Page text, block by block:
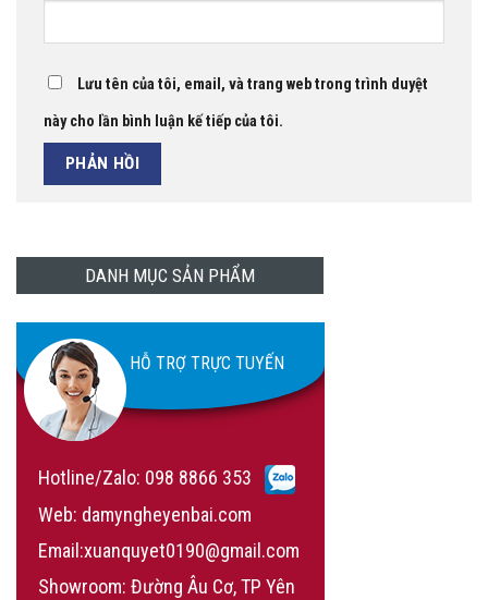
Lưu tên của tôi, email, và trang web trong trình duyệt
này cho lần bình luận kế tiếp của tôi.
DANH MỤC SẢN PHẨM
HỖ TRỢ TRỰC TUYẾN
Hotline/Zalo: 098 8866 353
Web: damyngheyenbai.com
Email:xuanquyet0190@gmail.com
Showroom: Đường Âu Cơ, TP Yên